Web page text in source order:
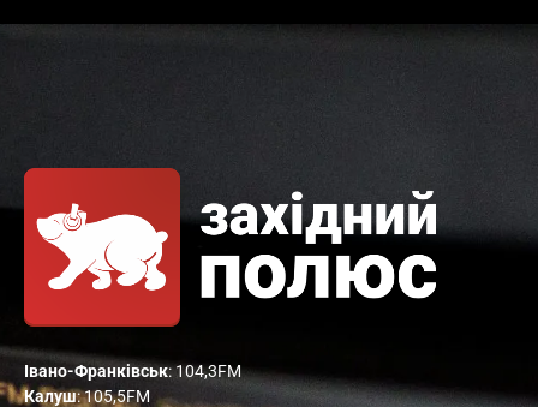
Івано-Франківськ: 104,3FM
Калуш: 105,5FM